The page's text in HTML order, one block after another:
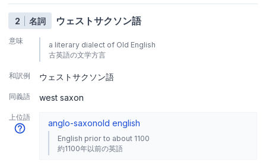
2 名詞 ウェストサクソン語
意味
a literary dialect of Old English
古英語の文学方言
和訳例 ウェストサクソン語
同義語 west saxon
上位語
anglo-saxonold english
English prior to about 1100
約1100年以前の英語